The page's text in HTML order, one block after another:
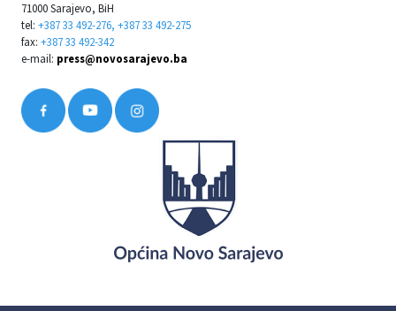
71000 Sarajevo, BiH
tel: +387 33 492-276, +387 33 492-275
fax: +387 33 492-342
e-mail: press@novosarajevo.ba